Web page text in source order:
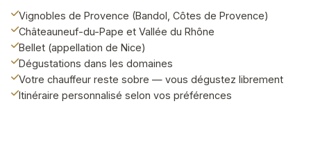
Vignobles de Provence (Bandol, Côtes de Provence)
Châteauneuf-du-Pape et Vallée du Rhône
Bellet (appellation de Nice)
Dégustations dans les domaines
Votre chauffeur reste sobre — vous dégustez librement
Itinéraire personnalisé selon vos préférences